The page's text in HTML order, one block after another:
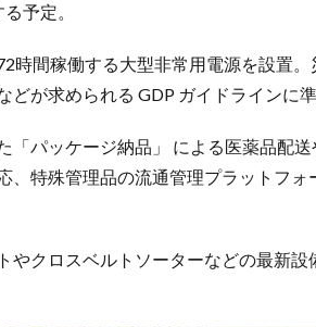
予定。
時間稼働する大型非常用電源を設置
どが求められる GDP ガイドラインに
「パッケージ納品」 による医薬品配
、特殊管理品の流通管理プラットフ
やクロスベルトソーターなどの最新